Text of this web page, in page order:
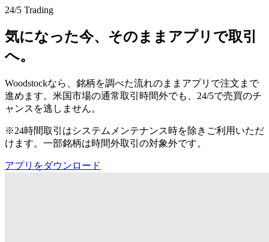
24/5 Trading
気になった今、そのままアプリで取引
へ。
Woodstockなら、銘柄を調べた流れのままアプリで注文まで
進めます。米国市場の通常取引時間外でも、24/5で売買のチ
ャンスを逃しません。
※24時間取引はシステムメンテナンス時を除きご利用いただ
けます。一部銘柄は時間外取引の対象外です。
アプリをダウンロード